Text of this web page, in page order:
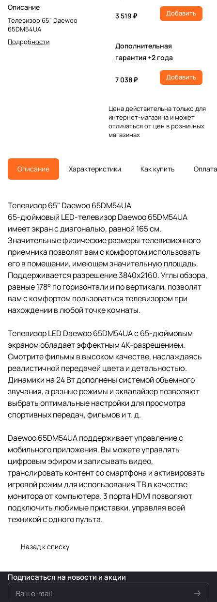
Описание
Телевизор 65" Daewoo
65DM54UA
Подробности
3 519 ₽ Добавить
Дополнительная
гарантия +2 года
7 038 ₽ Добавить
Цена действительна только для
интернет-магазина и может
отличаться от цен в розничных
магазинах
Описание Характеристики Как купить Оплата
Телевизор 65" Daewoo 65DM54UA
65-дюймовый LED-телевизор Daewoo 65DM54UA
имеет экран с диагональю, равной 165 см.
Значительные физические размеры телевизионного
приемника позволят вам с комфортом использовать
его в помещении, имеющем значительную площадь.
Поддерживается разрешение 3840х2160. Углы обзора,
равные 178° по горизонтали и по вертикали, позволят
вам с комфортом пользоваться телевизором при
нахождении в любой точке комнаты.
Телевизор LED Daewoo 65DM54UA с 65-дюймовым
экраном обладает эффектным 4K-разрешением.
Смотрите фильмы в высоком качестве, наслаждаясь
реалистичной передачей цвета и детальностью.
Динамики на 24 Вт дополнены системой объемного
звучания, а разные режимы и эквалайзер позволяют
выбрать оптимальные настройки для просмотра
спортивных передач, фильмов и т. д.
Daewoo 65DM54UA поддерживает управление с
мобильного приложения. Вы можете управлять
цифровым эфиром и записывать видео,
транслировать контент со смартфона и активировать
игровой режим для использования ТВ в качестве
монитора от компьютера. 3 порта HDMI позволяют
подключить любимые приставки, управляя всей
техникой с одного пульта.
Назад к списку
Подписаться на новости и акции